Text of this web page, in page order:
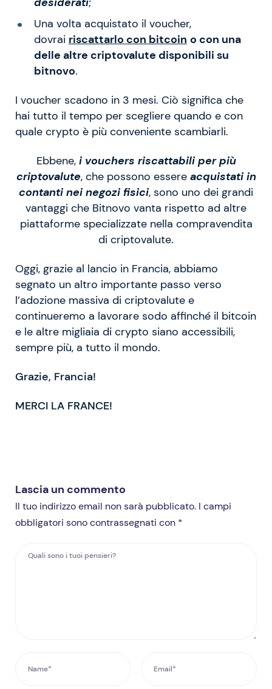
Una volta acquistato il voucher,
dovrai riscattarlo con bitcoin o con una
delle altre criptovalute disponibili su
bitnovo.
I voucher scadono in 3 mesi. Ciò significa che
hai tutto il tempo per scegliere quando e con
quale crypto è più conveniente scambiarli.
Ebbene, i vouchers riscattabili per più
criptovalute, che possono essere acquistati in
contanti nei negozi fisici, sono uno dei grandi
vantaggi che Bitnovo vanta rispetto ad altre
piattaforme specializzate nella compravendita
di criptovalute.
Oggi, grazie al lancio in Francia, abbiamo
segnato un altro importante passo verso
l’adozione massiva di criptovalute e
continueremo a lavorare sodo affinché il bitcoin
e le altre migliaia di crypto siano accessibili,
sempre più, a tutto il mondo.
Grazie, Francia!
MERCI LA FRANCE!
Lascia un commento
Il tuo indirizzo email non sarà pubblicato. I campi
obbligatori sono contrassegnati con *